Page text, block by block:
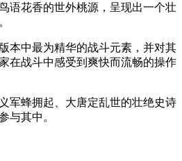
语花香的世外桃源，呈现出一个壮
本中最为精华的战斗元素，并对其
在战斗中感受到爽快而流畅的操作
军蜂拥起、大唐定乱世的壮绝史诗
与其中。